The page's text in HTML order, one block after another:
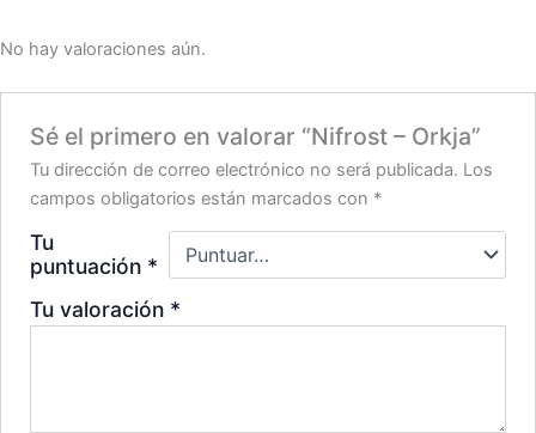
No hay valoraciones aún.
Sé el primero en valorar “Nifrost – Orkja”
Tu dirección de correo electrónico no será publicada. Los
campos obligatorios están marcados con *
Tu
puntuación *
Tu valoración *